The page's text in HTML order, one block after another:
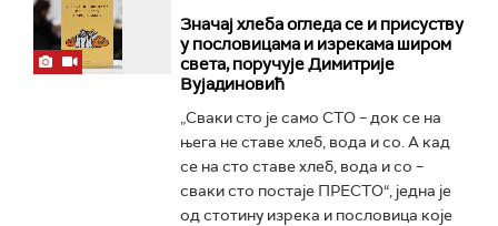
Значај хлеба огледа се и присуству
у пословицама и изрекама широм
света, поручује Димитрије
Вујадиновић
„Сваки сто је само СТО – док се на
њега не ставе хлеб, вода и со. А кад
се на сто ставе хлеб, вода и со –
сваки сто постаје ПРЕСТО“, једна је
од стотину изрека и пословица које